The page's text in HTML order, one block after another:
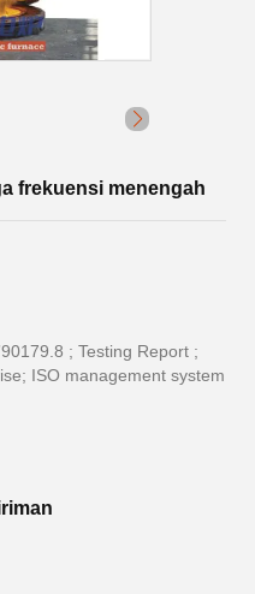
frekuensi menengah
; Testing Report ;
ISO management system